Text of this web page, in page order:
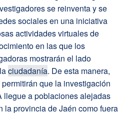
se reinventa y se
sociales en una iniciativa
actividades virtuales de
en las que los
mostrarán el lado
ciudadanía. De esta manera,
que la investigación
llegue a poblaciones alejadas
la provincia de Jaén como fuera